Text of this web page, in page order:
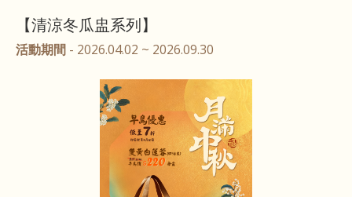
【清涼冬瓜盅系列】
活動期間 - 2026.04.02 ~ 2026.09.30